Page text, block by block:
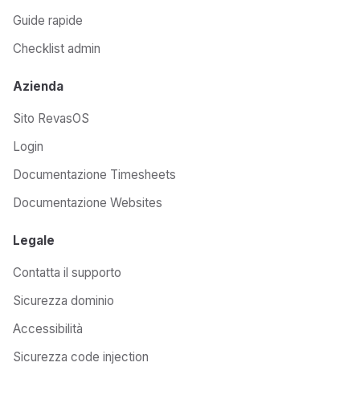
Guide rapide
Checklist admin
Azienda
Sito RevasOS
Login
Documentazione Timesheets
Documentazione Websites
Legale
Contatta il supporto
Sicurezza dominio
Accessibilità
Sicurezza code injection